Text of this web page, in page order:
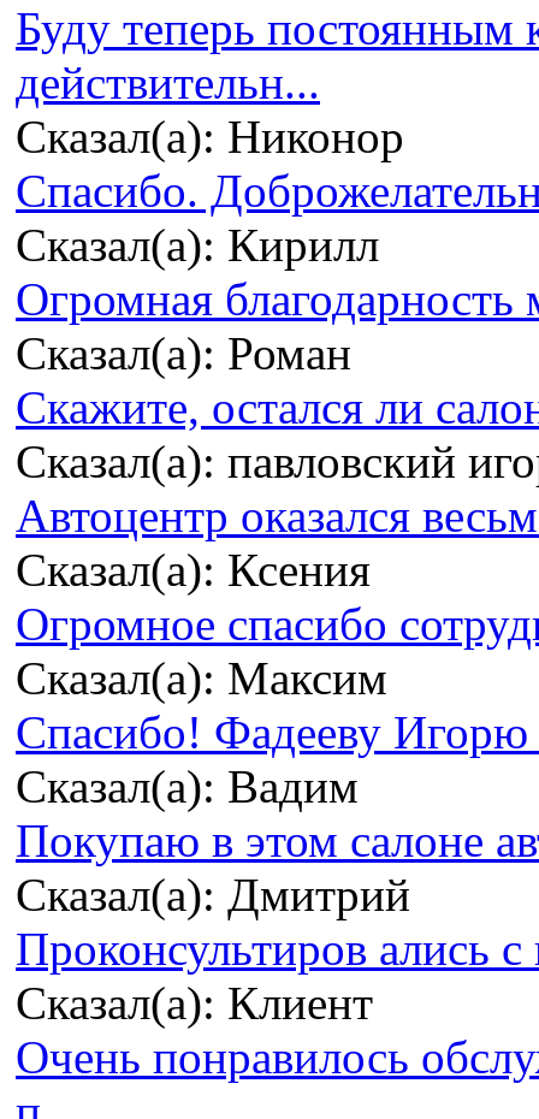
Буду теперь
действительн...
Сказал(а): Никонор
Спасибо.
Сказал(а): Кирилл
Огромная благодарность
Сказал(а): Роман
Скажите, остался ли
Сказал(а): павловский
Автоцентр оказался
Сказал(а): Ксения
Огромное спасибо
Сказал(а): Максим
Спасибо! Фадееву Игорю
Сказал(а): Вадим
Покупаю в этом салоне
Сказал(а): Дмитрий
Проконсультиров ались
Сказал(а): Клиент
Очень понравилось